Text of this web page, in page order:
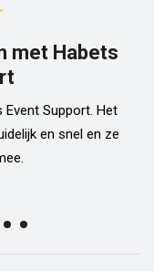
met Habets
Event Support. Het
en snel en ze